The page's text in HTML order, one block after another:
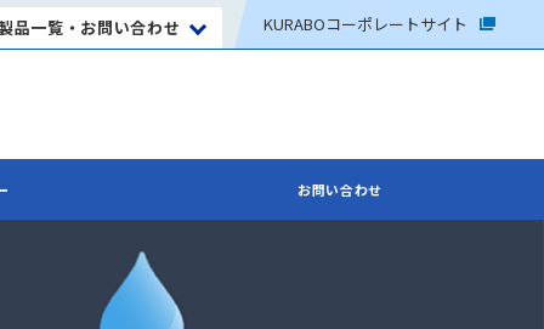
品一覧・お問い合わせ KURABOコーポレートサイト
お問い合わせ